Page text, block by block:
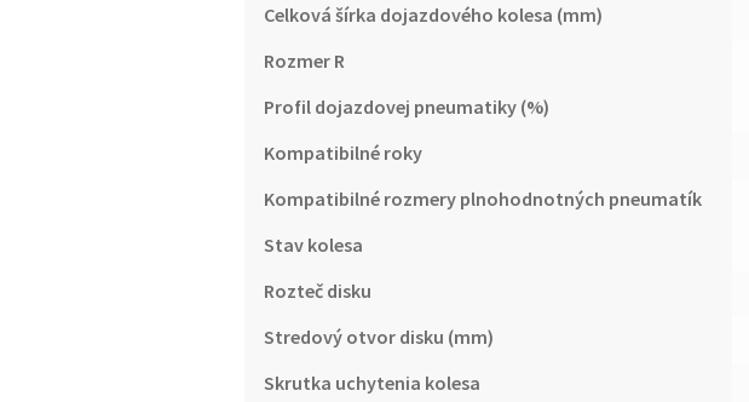
Celková šírka dojazdového kolesa (mm)
Rozmer R
Profil dojazdovej pneumatiky (%)
Kompatibilné roky
Kompatibilné rozmery plnohodnotných pneumatík
Stav kolesa
Rozteč disku
Stredový otvor disku (mm)
Skrutka uchytenia kolesa